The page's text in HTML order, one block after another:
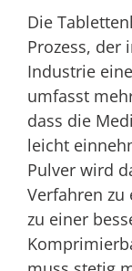
Die
Prozess, der
Industrie
umfasst
dass die
leicht
Pulver wird
Verfahren zu
zu einer